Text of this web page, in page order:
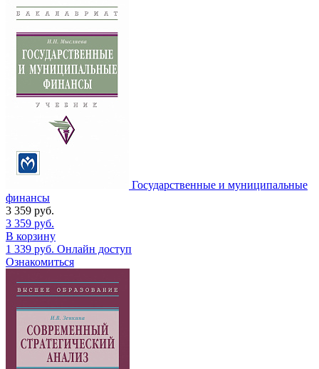
Государственные и муниципальные
финансы
3 359 руб.
3 359 руб.
В корзину
1 339 руб. Онлайн доступ
Ознакомиться